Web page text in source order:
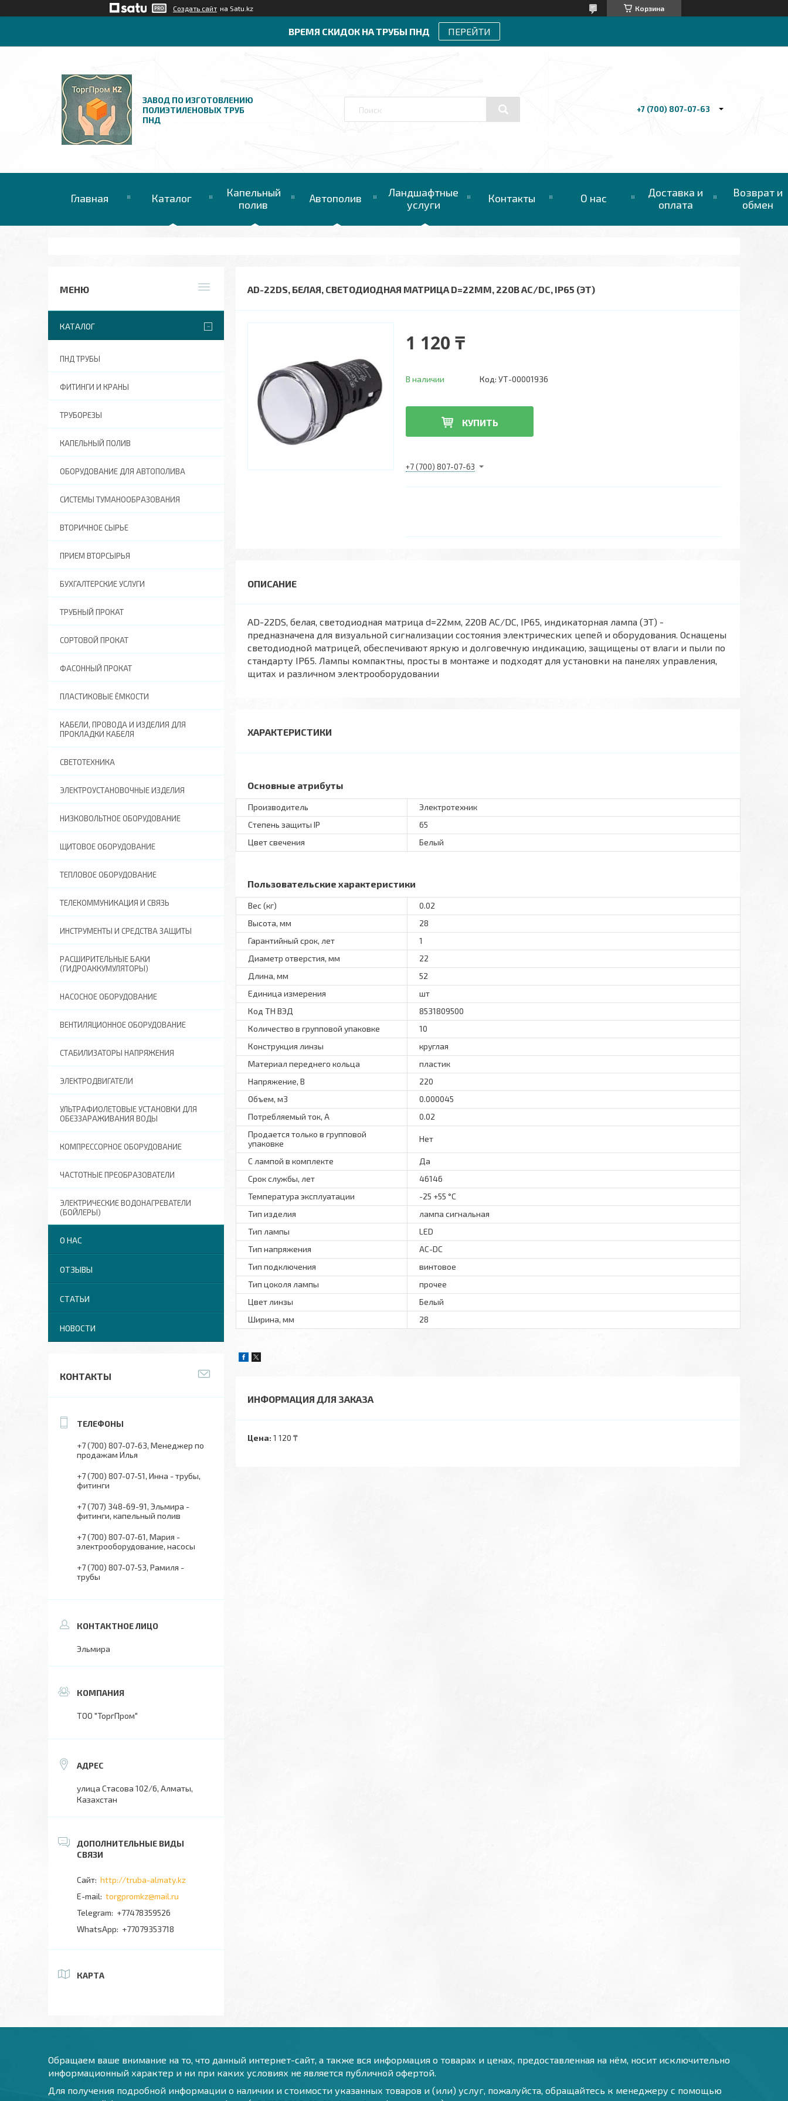
Создать сайт на Satu.kz Корзина
ВРЕМЯ СКИДОК НА ТРУБЫ ПНД ПЕРЕЙТИ
ЗАВОД ПО ИЗГОТОВЛЕНИЮ
ПОЛИЭТИЛЕНОВЫХ ТРУБ
ПНД
+7 (700) 807-07-63
Главная Каталог
Капельный
полив
Автополив
Ландшафтные
услуги
Контакты О нас
Доставка и
оплата
Возврат и
обмен
AD-22DS, БЕЛАЯ, СВЕТОДИОДНАЯ МАТРИЦА D=22ММ, 220В AC/DC, IP65 (ЭТ)
1 120 ₸
В наличии Код: УТ-00001936
КУПИТЬ
+7 (700) 807-07-63
AD-22DS, белая, светодиодная матрица d=22мм, 220В AC/DC, IP65, индикаторная лампа (ЭТ) -
предназначена для визуальной сигнализации состояния электрических цепей и оборудования. Оснащены
светодиодной матрицей, обеспечивают яркую и долговечную индикацию, защищены от влаги и пыли по
стандарту IP65. Лампы компактны, просты в монтаже и подходят для установки на панелях управления,
щитах и различном электрооборудовании
ХАРАКТЕРИСТИКИ
Основные атрибуты
Производитель
Электротехник
Степень защиты IP
65
Цвет свечения
Белый
Пользовательские характеристики
Вес (кг)
0.02
Высота, мм
28
Гарантийный срок, лет
1
Диаметр отверстия, мм
22
Длина, мм
52
Единица измерения
шт
Код ТН ВЭД
8531809500
Количество в групповой упаковке
10
Конструкция линзы
круглая
Материал переднего кольца
пластик
Напряжение, В
220
Объем, м3
0.000045
Потребляемый ток, А
0.02
Продается только в групповой
упаковке
Нет
С лампой в комплекте
Да
Срок службы, лет
46146
Температура эксплуатации
-25 +55 °C
Тип изделия
лампа сигнальная
Тип лампы
LED
Тип напряжения
AC-DC
Тип подключения
винтовое
Тип цоколя лампы
прочее
Цвет линзы
Белый
Ширина, мм
28
ИНФОРМАЦИЯ ДЛЯ ЗАКАЗА
Цена: 1 120 ₸
КАТАЛОГ
ПНД ТРУБЫ
ФИТИНГИ И КРАНЫ
ТРУБОРЕЗЫ
КАПЕЛЬНЫЙ ПОЛИВ
ОБОРУДОВАНИЕ ДЛЯ АВТОПОЛИВА
СИСТЕМЫ ТУМАНООБРАЗОВАНИЯ
ВТОРИЧНОЕ СЫРЬЕ
ПРИЕМ ВТОРСЫРЬЯ
БУХГАЛТЕРСКИЕ УСЛУГИ
ТРУБНЫЙ ПРОКАТ
СОРТОВОЙ ПРОКАТ
ФАСОННЫЙ ПРОКАТ
ПЛАСТИКОВЫЕ ЁМКОСТИ
КАБЕЛИ, ПРОВОДА И ИЗДЕЛИЯ ДЛЯ
ПРОКЛАДКИ КАБЕЛЯ
СВЕТОТЕХНИКА
ЭЛЕКТРОУСТАНОВОЧНЫЕ ИЗДЕЛИЯ
НИЗКОВОЛЬТНОЕ ОБОРУДОВАНИЕ
ЩИТОВОЕ ОБОРУДОВАНИЕ
ТЕПЛОВОЕ ОБОРУДОВАНИЕ
ТЕЛЕКОММУНИКАЦИЯ И СВЯЗЬ
ИНСТРУМЕНТЫ И СРЕДСТВА ЗАЩИТЫ
РАСШИРИТЕЛЬНЫЕ БАКИ
(ГИДРОАККУМУЛЯТОРЫ)
НАСОСНОЕ ОБОРУДОВАНИЕ
ВЕНТИЛЯЦИОННОЕ ОБОРУДОВАНИЕ
СТАБИЛИЗАТОРЫ НАПРЯЖЕНИЯ
ЭЛЕКТРОДВИГАТЕЛИ
УЛЬТРАФИОЛЕТОВЫЕ УСТАНОВКИ ДЛЯ
ОБЕЗЗАРАЖИВАНИЯ ВОДЫ
КОМПРЕССОРНОЕ ОБОРУДОВАНИЕ
ЧАСТОТНЫЕ ПРЕОБРАЗОВАТЕЛИ
ЭЛЕКТРИЧЕСКИЕ ВОДОНАГРЕВАТЕЛИ
(БОЙЛЕРЫ)
О НАС
ОТЗЫВЫ
СТАТЬИ
НОВОСТИ
КОНТАКТЫ
+7 (700) 807-07-63 Менеджер по
продажам Илья
+7 (700) 807-07-51 Инна - трубы,
фитинги
+7 (707) 348-69-91 Эльмира -
фитинги, капельный полив
+7 (700) 807-07-61 Мария -
электрооборудование, насосы
+7 (700) 807-07-53 Рамиля -
трубы
Эльмира
ТОО "ТоргПром"
улица Стасова 102/6, Алматы,
Казахстан
http://truba-almaty.kz
torgpromkz@mail.ru
+77478359526
+77079353718
КАРТА
Обращаем ваше внимание на то, что данный интернет-сайт, а также вся информация о товарах и ценах, предоставленная на нём, носит исключительно
информационный характер и ни при каких условиях не является публичной офертой.
Для получения подробной информации о наличии и стоимости указанных товаров и (или) услуг, пожалуйста, обращайтесь к менеджеру с помощью